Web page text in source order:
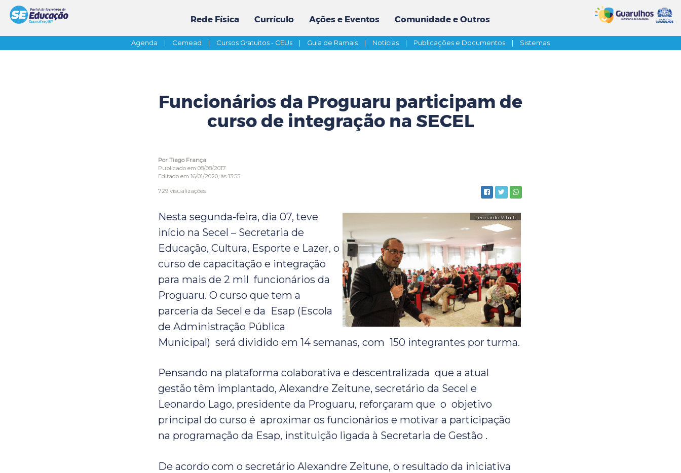
Rede Física Currículo Ações e Eventos Comunidade e Outros
Agenda | Cemead | Cursos Gratuitos - CEUs | Guia de Ramais | Notícias | Publicações e Documentos | Sistemas
Funcionários da Proguaru participam de
curso de integração na SECEL
Por Tiago França
Publicado em 08/08/2017
Editado em 16/01/2020, às 13:55
729 visualizações
Nesta segunda-feira, dia 07, teve
início na Secel – Secretaria de
Educação, Cultura, Esporte e Lazer, o
curso de capacitação e integração
para mais de 2 mil funcionários da
Proguaru. O curso que tem a
parceria da Secel e da Esap (Escola
de Administração Pública
Municipal) será dividido em 14 semanas, com 150 integrantes por turma.
Pensando na plataforma colaborativa e descentralizada que a atual
gestão têm implantado, Alexandre Zeitune, secretário da Secel e
Leonardo Lago, presidente da Proguaru, reforçaram que o objetivo
principal do curso é aproximar os funcionários e motivar a participação
na programação da Esap, instituição ligada à Secretaria de Gestão .
De acordo com o secretário Alexandre Zeitune, o resultado da iniciativa